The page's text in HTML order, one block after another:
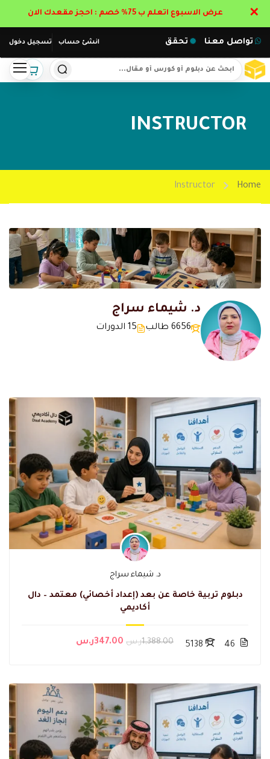
انشئ حساب تسجيل دخول تواصل معنا تحقق
INSTRUCTOR
Home
Instructor
د. شيماء سراج
6656 طالب 15 الدورات
د. شيماء سراج
دبلوم تربية خاصة عن بعد (إعداد أخصائي) معتمد – دال
أكاديمي
46
5138 1,388.00ر.س 347.00ر.س
عرض الاسبوع اتعلم ب 75% خصم : احجز مقعدك الان ✕